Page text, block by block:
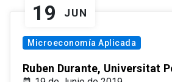
19 JUN
Microeconomía Aplicada
Ruben Durante, Universitat